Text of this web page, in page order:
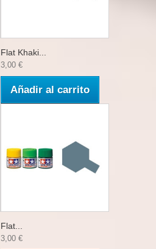
Flat Khaki...
3,00 €
Añadir al carrito
Flat...
3,00 €